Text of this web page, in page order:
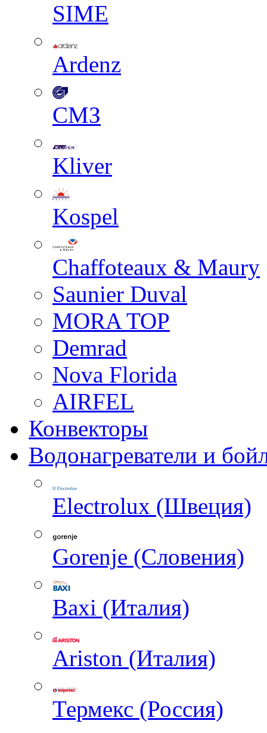
SIME
Ardenz
СМЗ
Kliver
Kospel
Chaffoteaux & Maury
Saunier Duval
MORA TOP
Demrad
Nova Florida
AIRFEL
Конвекторы
Водонагреватели и
Electrolux (Швеция)
Gorenje (Словения)
Baxi (Италия)
Ariston (Италия)
Термекс (Россия)